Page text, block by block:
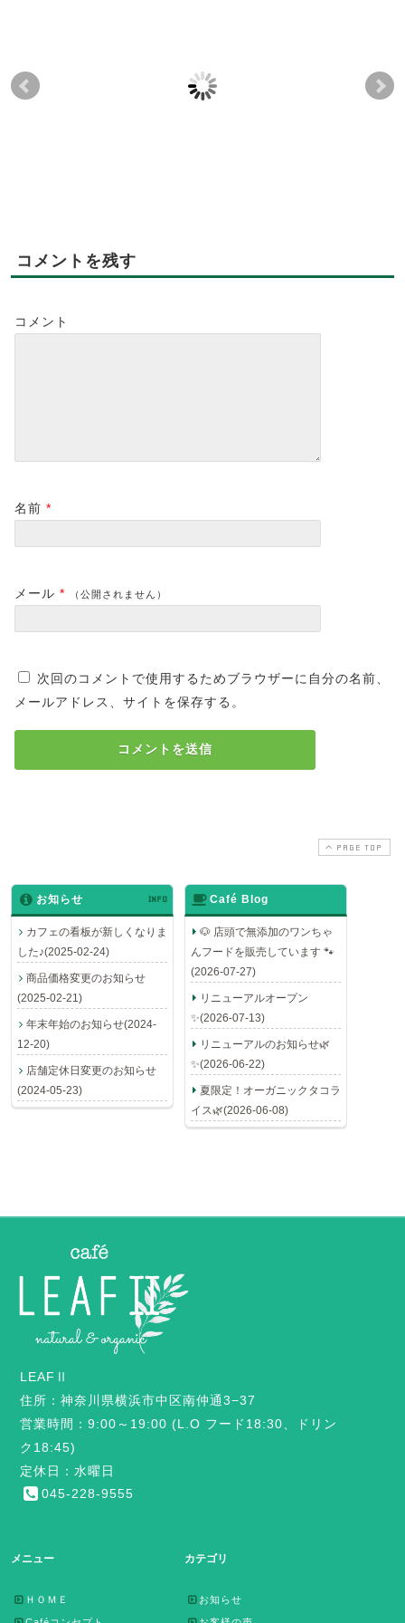
2024年も有難うござい
ワンチーム👍
疲
コメントを残す
コメント
名前 *
メール * （公開されません）
次回のコメントで使用するためブラウザーに自分の名前、
メールアドレス、サイトを保存する。
PAGE TOP
お知らせ INFO
カフェの看板が新しくなりま
した♪(2025-02-24)
商品価格変更のお知らせ
(2025-02-21)
年末年始のお知らせ(2024-
12-20)
店舗定休日変更のお知らせ
(2024-05-23)
Café Blog
🐶 店頭で無添加のワンちゃ
んフードを販売しています 🐾
(2026-07-27)
リニューアルオープン
✨(2026-07-13)
リニューアルのお知らせ🌿
✨(2026-06-22)
夏限定！オーガニックタコラ
イス🌿(2026-06-08)
LEAFⅡ
住所：神奈川県横浜市中区南仲通3−37
営業時間：9:00～19:00 (L.O フード18:30、ドリン
ク18:45)
定休日：水曜日
045-228-9555
メニュー
ＨＯＭＥ
カテゴリ
お知らせ